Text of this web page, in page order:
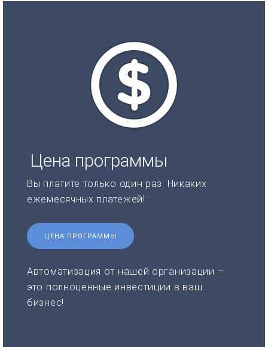
Цена программы
Вы платите только один раз. Никаких
ежемесячных платежей!
ЦЕНА ПРОГРАММЫ
Автоматизация от нашей организации –
это полноценные инвестиции в ваш
бизнес!